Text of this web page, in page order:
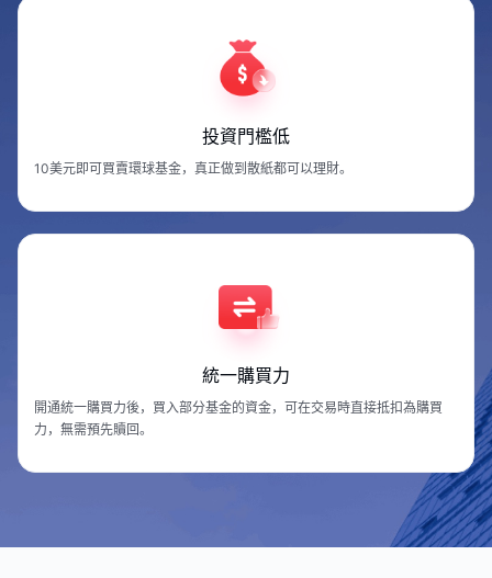
投資門檻低
10美元即可買賣環球基金，真正做到散紙都可以理財。
統一購買力
開通統一購買力後，買入部分基金的資金，可在交易時直接抵扣為購買
力，無需預先贖回。